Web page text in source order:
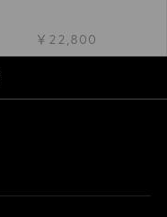
￥22,800